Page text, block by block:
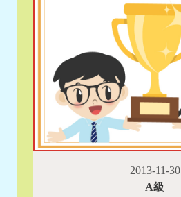
2013-11-30
A級